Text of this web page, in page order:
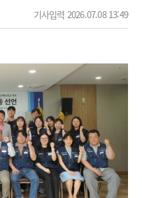
기사입력 2026.07.08 13:49